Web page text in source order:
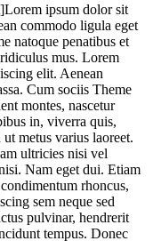
ipsum dolor sit
commodo ligula eget
natoque penatibus et
mus. Lorem
elit. Aenean
Cum sociis Theme
montes, nascetur
in, viverra quis,
metus varius laoreet.
ultricies nisi vel
Nam eget dui. Etiam
rhoncus,
sem neque sed
pulvinar, hendrerit
tempus. Donec